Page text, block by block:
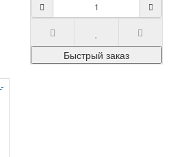
Gold –
современный,
многофункц..
Быстрый заказ